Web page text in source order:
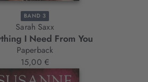
BAND 3
Sarah Saxx
I Need From You
Paperback
15,00 €